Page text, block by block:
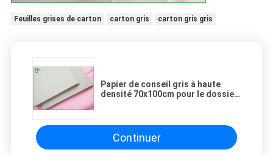
Feuilles grises de carton carton gris carton gris gris
Papier de conseil gris à haute
densité 70x100cm pour le dossier
Continuer